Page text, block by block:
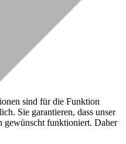
sind für die Funktion
Sie garantieren, dass unser
gewünscht funktioniert. Daher